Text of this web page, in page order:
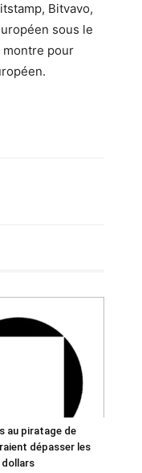
Bitvavo,
sous le
montre pour
au piratage de
dépasser les
dollars